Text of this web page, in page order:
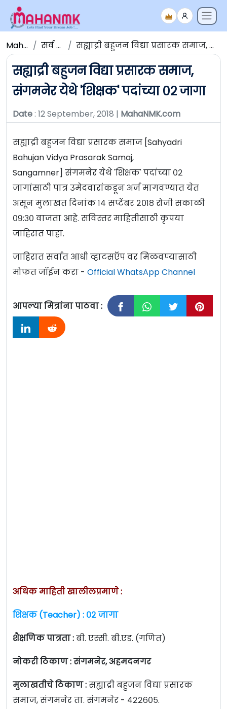
Maha NMK सर्व जाहिराती सह्याद्री बहुजन विद्या प्रसारक समाज, संगमनेर येथे 'शिक्षक' पदांच्या ०२ जागा
सह्याद्री बहुजन विद्या प्रसारक समाज,
संगमनेर येथे 'शिक्षक' पदांच्या ०२ जागा
Date: 12 September, 2018 | MahaNMK.com
सह्याद्री बहुजन विद्या प्रसारक समाज [Sahyadri
Bahujan Vidya Prasarak Samaj,
Sangamner] संगमनेर येथे 'शिक्षक' पदांच्या ०२
जागांसाठी पात्र उमेदवारांकडून अर्ज मागवण्यात येत
असून मुलाखत दिनांक १४ सप्टेंबर २०१८ रोजी सकाळी
०९:३० वाजता आहे. सविस्तर माहितीसाठी कृपया
जाहिरात पाहा.
जाहिरात सर्वात आधी व्हाटसऍप वर मिळवण्यासाठी
मोफत जॉईन करा - Official WhatsApp Channel
आपल्या मित्रांना पाठवा :
अधिक माहिती खालीलप्रमाणे :
शिक्षक (Teacher) : ०२ जागा
शैक्षणिक पात्रता :बी. एस्सी. बी.एड. (गणित)
नोकरी ठिकाण : संगमनेर, अहमदनगर
मुलाखतीचे ठिकाण :सह्याद्री बहुजन विद्या प्रसारक
समाज, संगमनेर ता. संगमनेर - ४२२६०५.